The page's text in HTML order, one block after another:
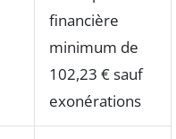
financière
minimum de
102,23 € sauf
exonérations